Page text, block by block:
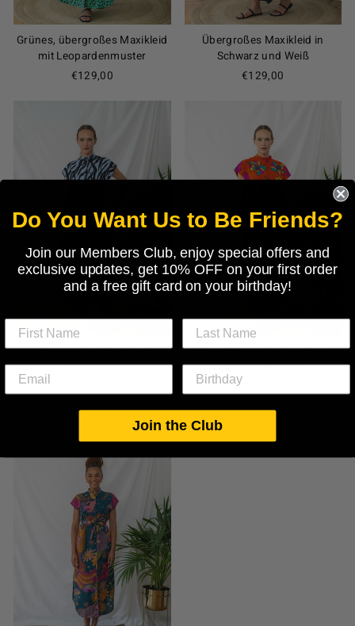
Grünes, übergroßes Maxikleid
mit Leopardenmuster
€129,00
Übergroßes Maxikleid in
Schwarz und Weiß
€129,00
Übergroßes Maxikleid
„Hurricane“
Maxi-Übergroßes Kleid mit
großen Blumen
Do You Want Us to Be Friends?
Join our Members Club, enjoy special offers and
exclusive updates, get 10% OFF on your first order
and a free gift card on your birthday!
Join the Club